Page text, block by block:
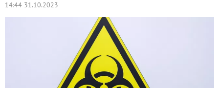
14:44 31.10.2023